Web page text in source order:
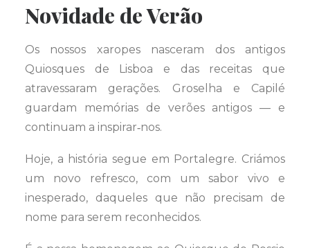
Novidade de Verão
Os nossos xaropes nasceram dos antigos
Quiosques de Lisboa e das receitas que
atravessaram gerações. Groselha e Capilé
guardam memórias de verões antigos — e
continuam a inspirar‑nos.
Hoje, a história segue em Portalegre. Criámos
um novo refresco, com um sabor vivo e
inesperado, daqueles que não precisam de
nome para serem reconhecidos.